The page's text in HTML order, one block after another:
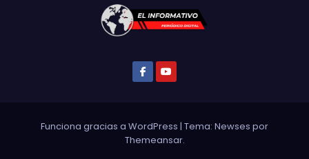
Funciona gracias a WordPress | Tema: Newses por
Themeansar.